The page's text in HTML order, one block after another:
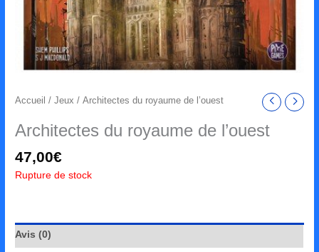
Accueil /Jeux / Architectes du royaume de l’ouest
Architectes du royaume de l’ouest
47,00€
Rupture de stock
Avis (0)